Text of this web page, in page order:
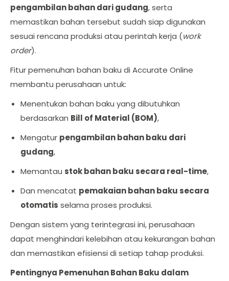
pengambilan bahan dari gudang, serta
memastikan bahan tersebut sudah siap digunakan
sesuai rencana produksi atau perintah kerja (work
order).
Fitur pemenuhan bahan baku di Accurate Online
membantu perusahaan untuk:
Menentukan bahan baku yang dibutuhkan
berdasarkan Bill of Material (BOM),
Mengatur pengambilan bahan baku dari
gudang,
Memantau stok bahan baku secara real-time,
Dan mencatat pemakaian bahan baku secara
otomatis selama proses produksi.
Dengan sistem yang terintegrasi ini, perusahaan
dapat menghindari kelebihan atau kekurangan bahan
dan memastikan efisiensi di setiap tahap produksi.
Pentingnya Pemenuhan Bahan Baku dalam